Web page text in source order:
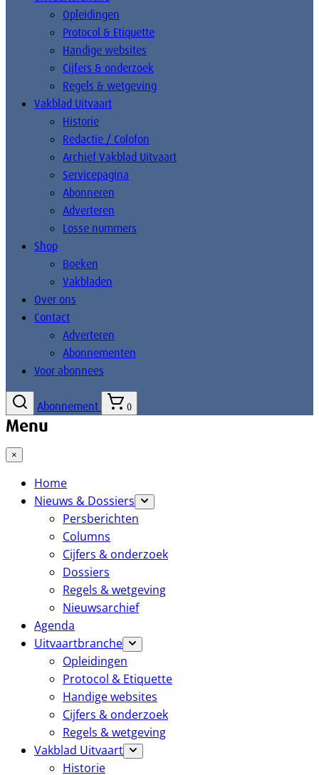
Opleidingen
Protocol & Etiquette
Handige websites
Cijfers & onderzoek
Regels & wetgeving
Vakblad Uitvaart
Historie
Redactie / Colofon
Archief Vakblad Uitvaart
Servicepagina
Abonneren
Adverteren
Losse nummers
Shop
Boeken
Vakbladen
Over ons
Contact
Adverteren
Abonnementen
Voor abonnees
Abonnement 0
Menu
×
Home
Nieuws & Dossiers
Persberichten
Columns
Cijfers & onderzoek
Dossiers
Regels & wetgeving
Nieuwsarchief
Agenda
Uitvaartbranche
Opleidingen
Protocol & Etiquette
Handige websites
Cijfers & onderzoek
Regels & wetgeving
Vakblad Uitvaart
Historie